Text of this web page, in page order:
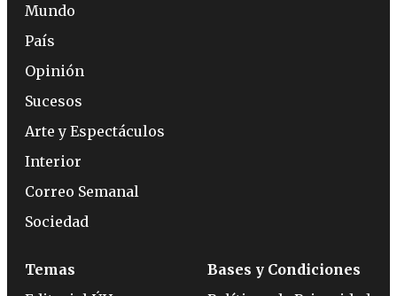
Mundo
País
Opinión
Sucesos
Arte y Espectáculos
Interior
Correo Semanal
Sociedad
Temas
Bases y Condiciones